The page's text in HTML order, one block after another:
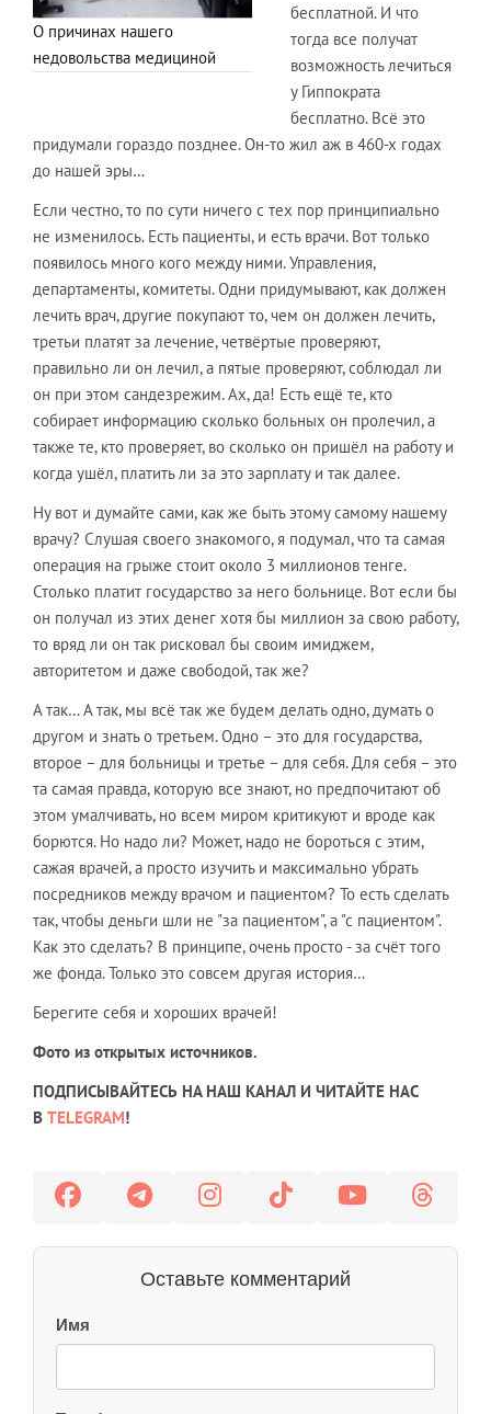
О причинах нашего
недовольства медициной
бесплатной. И что
тогда все получат
возможность лечиться
у Гиппократа
бесплатно. Всё это
придумали гораздо позднее. Он-то жил аж в 460-х годах
до нашей эры…
Если честно, то по сути ничего с тех пор принципиально
не изменилось. Есть пациенты, и есть врачи. Вот только
появилось много кого между ними. Управления,
департаменты, комитеты. Одни придумывают, как должен
лечить врач, другие покупают то, чем он должен лечить,
третьи платят за лечение, четвёртые проверяют,
правильно ли он лечил, а пятые проверяют, соблюдал ли
он при этом сандезрежим. Ах, да! Есть ещё те, кто
собирает информацию сколько больных он пролечил, а
также те, кто проверяет, во сколько он пришёл на работу и
когда ушёл, платить ли за это зарплату и так далее.
Ну вот и думайте сами, как же быть этому самому нашему
врачу? Слушая своего знакомого, я подумал, что та самая
операция на грыже стоит около 3 миллионов тенге.
Столько платит государство за него больнице. Вот если бы
он получал из этих денег хотя бы миллион за свою работу,
то вряд ли он так рисковал бы своим имиджем,
авторитетом и даже свободой, так же?
А так… А так, мы всё так же будем делать одно, думать о
другом и знать о третьем. Одно – это для государства,
второе – для больницы и третье – для себя. Для себя – это
та самая правда, которую все знают, но предпочитают об
этом умалчивать, но всем миром критикуют и вроде как
борются. Но надо ли? Может, надо не бороться с этим,
сажая врачей, а просто изучить и максимально убрать
посредников между врачом и пациентом? То есть сделать
так, чтобы деньги шли не "за пациентом", а "с пациентом".
Как это сделать? В принципе, очень просто - за счёт того
же фонда. Только это совсем другая история…
Берегите себя и хороших врачей!
Фото из открытых источников.
ПОДПИСЫВАЙТЕСЬ НА НАШ КАНАЛ И ЧИТАЙТЕ НАС
В TELEGRAM!
Оставьте комментарий
Имя